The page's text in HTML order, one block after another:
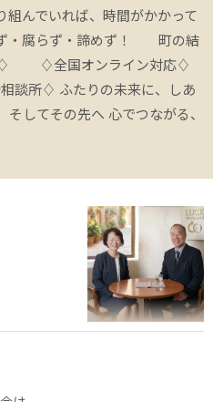
組んでいれば、時間がかかって
ず・腐らず・諦めず！ 町の結
♢ ♢全国オンライン対応♢
談所♢ ふたりの未来に、しあ
してその先へ 心でつながる、